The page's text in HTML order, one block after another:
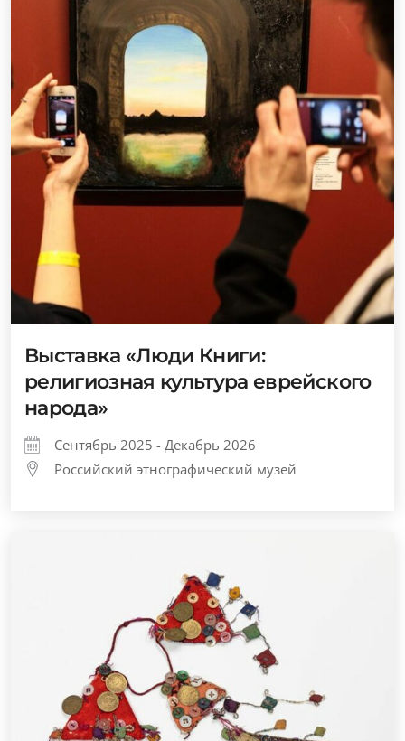
Выставка «Люди Книги:
религиозная культура еврейского
народа»
Сентябрь 2025 - Декабрь 2026
Российский этнографический музей